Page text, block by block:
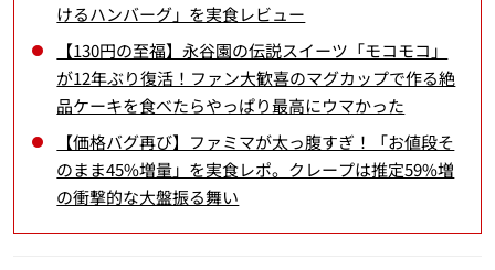
けるハンバーグ」を実食レビュー
【130円の至福】永谷園の伝説スイーツ「モコモコ」
が12年ぶり復活！ファン大歓喜のマグカップで作る絶
品ケーキを食べたらやっぱり最高にウマかった
【価格バグ再び】ファミマが太っ腹すぎ！「お値段そ
のまま45%増量」を実食レポ。クレープは推定59%増
の衝撃的な大盤振る舞い